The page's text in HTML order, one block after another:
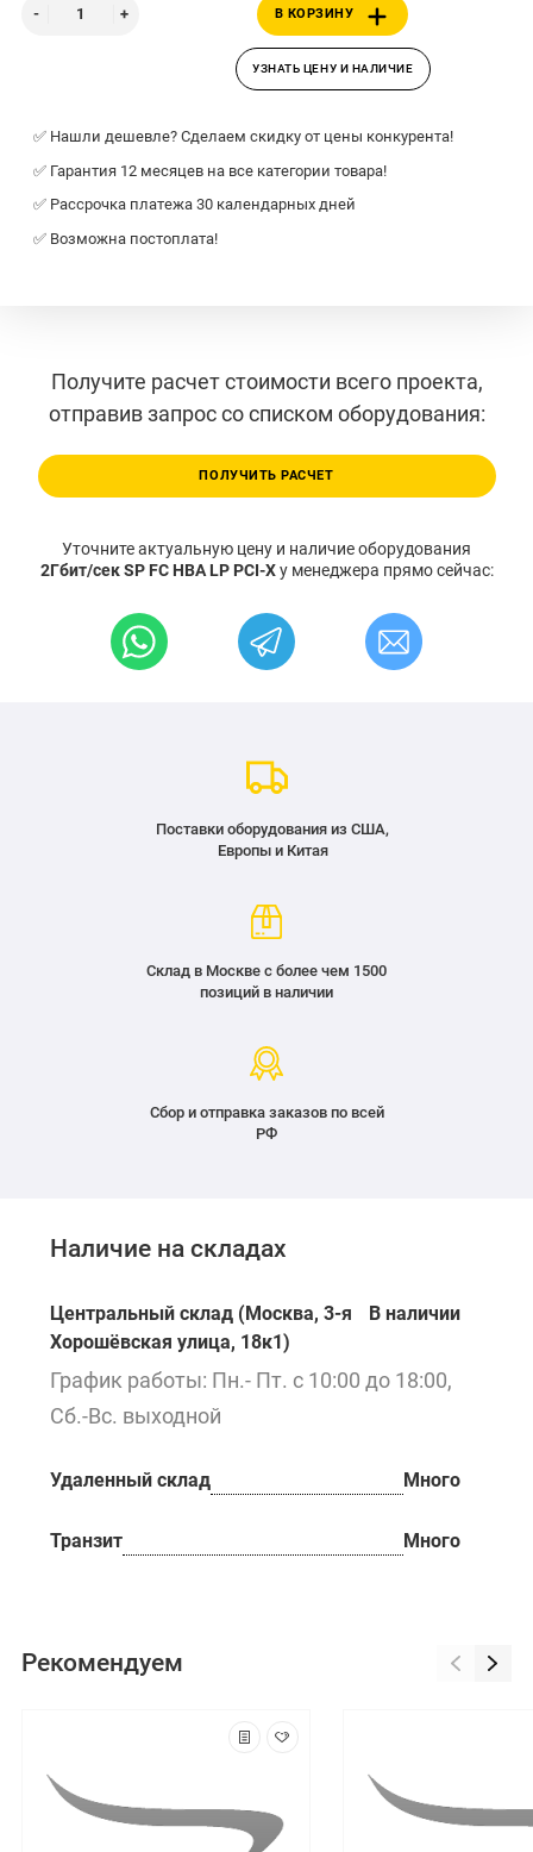
В КОРЗИНУ
УЗНАТЬ ЦЕНУ И НАЛИЧИЕ
✅ Нашли дешевле? Сделаем скидку от цены конкурента!
✅ Гарантия 12 месяцев на все категории товара!
✅ Рассрочка платежа 30 календарных дней
✅ Возможна постоплата!
Получите расчет стоимости всего проекта,
отправив запрос со списком оборудования:
ПОЛУЧИТЬ РАСЧЕТ
Уточните актуальную цену и наличие оборудования
2Гбит/сек SP FC HBA LP PCI-Xу менеджера прямо сейчас:
Поставки оборудования из США,
Европы и Китая
Склад в Москве с более чем 1500
позиций в наличии
Сбор и отправка заказов по всей
РФ
Наличие на складах
Центральный склад (Москва, 3-я
Хорошёвская улица, 18к1)
В наличии
График работы: Пн.- Пт. с 10:00 до 18:00,
Сб.-Вс. выходной
Удаленный склад Много
Транзит Много
Рекомендуем